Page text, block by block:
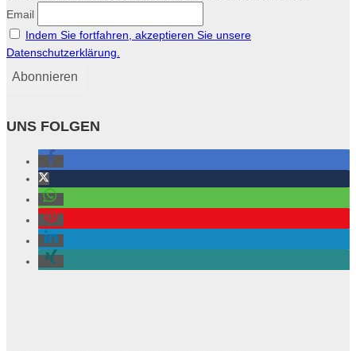
Email
Indem Sie fortfahren, akzeptieren Sie unsere
Datenschutzerklärung.
UNS FOLGEN